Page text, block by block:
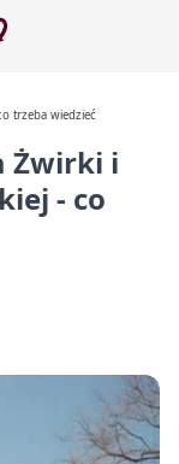
trzeba wiedzieć
Żwirki i
- co